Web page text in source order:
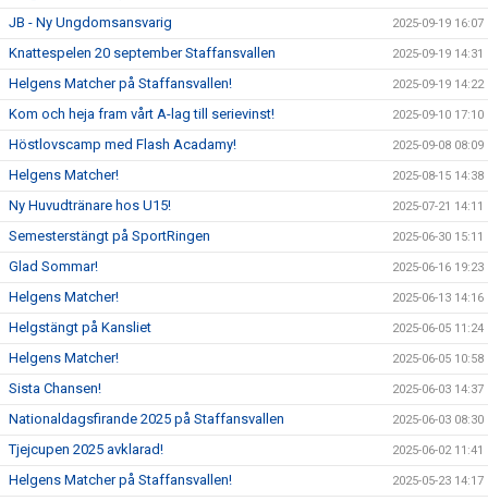
JB - Ny Ungdomsansvarig 2025-09-19 16:07
Knattespelen 20 september Staffansvallen 2025-09-19 14:31
Helgens Matcher på Staffansvallen! 2025-09-19 14:22
Kom och heja fram vårt A-lag till serievinst! 2025-09-10 17:10
Höstlovscamp med Flash Acadamy! 2025-09-08 08:09
Helgens Matcher! 2025-08-15 14:38
Ny Huvudtränare hos U15! 2025-07-21 14:11
Semesterstängt på SportRingen 2025-06-30 15:11
Glad Sommar! 2025-06-16 19:23
Helgens Matcher! 2025-06-13 14:16
Helgstängt på Kansliet 2025-06-05 11:24
Helgens Matcher! 2025-06-05 10:58
Sista Chansen! 2025-06-03 14:37
Nationaldagsfirande 2025 på Staffansvallen 2025-06-03 08:30
Tjejcupen 2025 avklarad! 2025-06-02 11:41
Helgens Matcher på Staffansvallen! 2025-05-23 14:17